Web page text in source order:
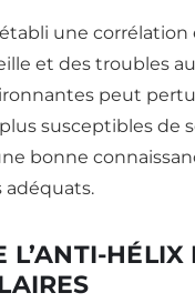
une corrélation
et des troubles
peut
susceptibles de
bonne
adéquats.
HÉLIX